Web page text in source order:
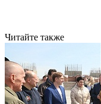
Читайте также